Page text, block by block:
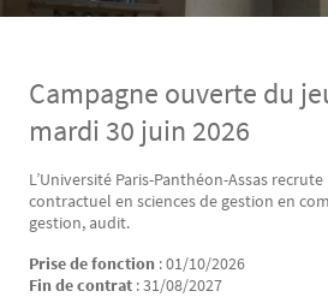
Campagne ouverte du
mardi 30 juin 2026
Texte
L’Université Paris-Panthéon-Assas
contractuel en sciences de gestion en
gestion, audit.
Prise de fonction : 01/10/2026
Fin de contrat : 31/08/2027